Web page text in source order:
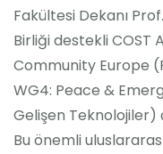
Fakültesi Dekanı
Birliği destekli COST
Community Europe
WG4: Peace &
Gelişen Teknolojiler)
Bu önemli